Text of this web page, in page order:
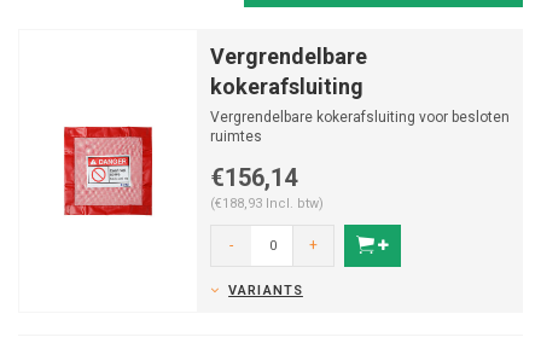
Vergrendelbare
kokerafsluiting
Vergrendelbare kokerafsluiting voor besloten
ruimtes
€156,14
(€188,93 Incl. btw)
- +
VARIANTS